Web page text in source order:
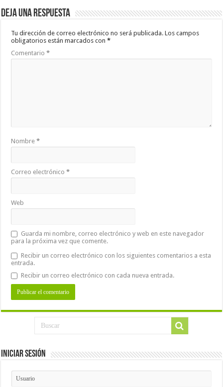
Deja una respuesta
Tu dirección de correo electrónico no será publicada. Los campos
obligatorios están marcados con*
Comentario*
Nombre*
Correo electrónico*
Web
Guarda mi nombre, correo electrónico y web en este navegador
para la próxima vez que comente.
Recibir un correo electrónico con los siguientes comentarios a esta
entrada.
Recibir un correo electrónico con cada nueva entrada.
Iniciar Sesión